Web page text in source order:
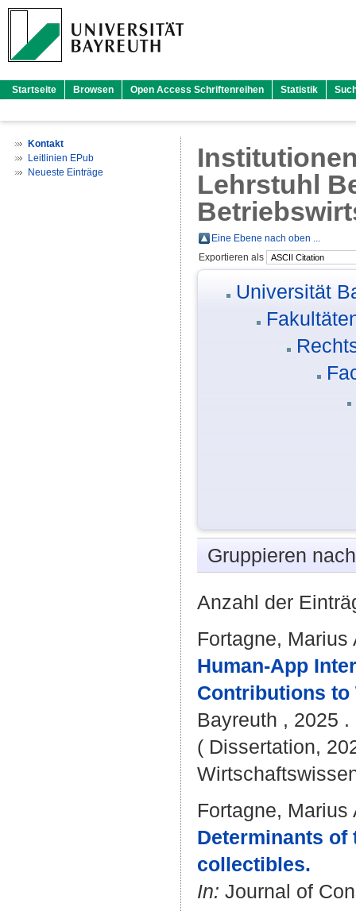
Startseite Browsen Open Access Schriftenreihen Statistik
Kontakt
Leitlinien EPub
Neueste Einträge
Lehrstuhl
Eine Ebene nach oben ...
Exportieren als
Universität
Gruppieren
Anzahl der
Fortagne, Marius
Human-App
Contributions to
Bayreuth , 2025
( Dissertation,
Fortagne, Marius
Determinants of
collectibles.
In: Journal of